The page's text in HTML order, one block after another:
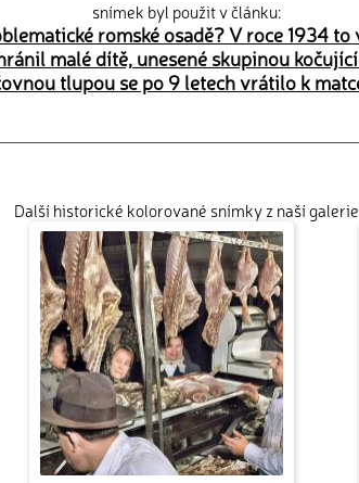
snímek byl použit v článku:
romské osadě? V roce 1934
malé dítě, unesené skupinou
tlupou se po 9 letech vrátilo k
Další historické kolorované snímky z naší galerie